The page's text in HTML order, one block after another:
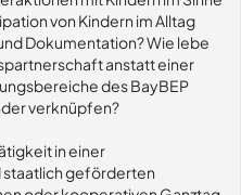
von Kindern im Alltag
Dokumentation? Wie lebe
anstatt einer
des BayBEP
verknüpfen?
in einer
geförderten